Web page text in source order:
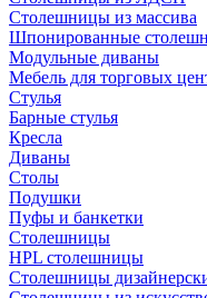
Столешницы из массива
Шпонированные
Модульные диваны
Мебель для торговых
Стулья
Барные стулья
Кресла
Диваны
Столы
Подушки
Пуфы и банкетки
Столешницы
HPL столешницы
Столешницы